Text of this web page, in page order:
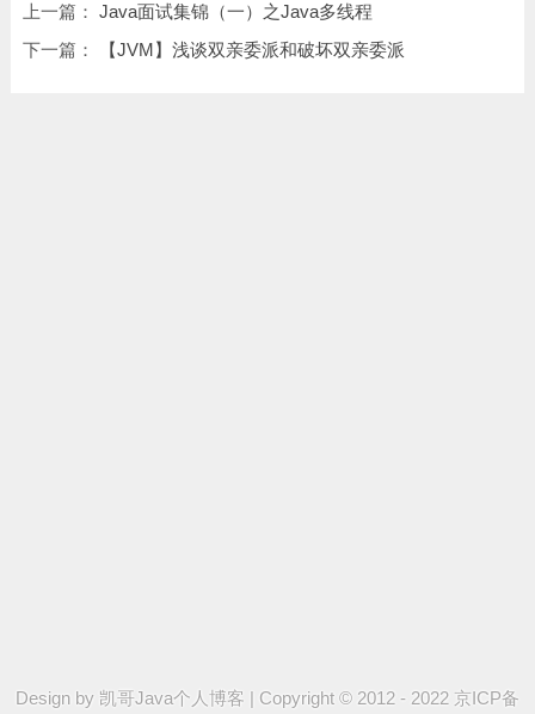
上一篇： Java面试集锦（一）之Java多线程
下一篇：
【JVM】浅谈双亲委派和破坏双亲委派
Design by 凯哥Java个人博客 | Copyright © 2012 - 2022 京ICP备